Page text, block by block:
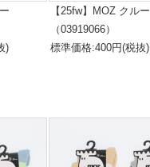
)
【25fw】MOZ クルー
（03919066）
標準価格:400円(税抜)